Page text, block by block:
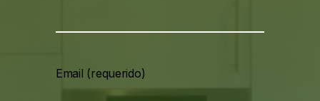
Email (requerido)